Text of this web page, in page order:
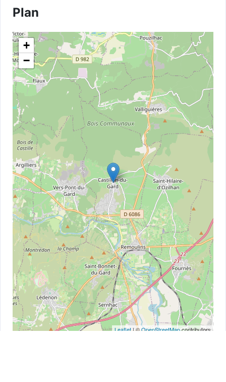
Plan
+
−
Leaflet| ©OpenStreetMapcontributors